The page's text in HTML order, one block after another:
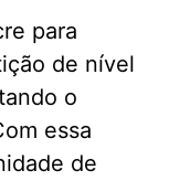
para
de nível
o
essa
de